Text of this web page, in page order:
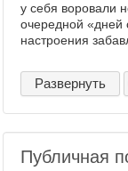
у себя воровали
очередной «дней
настроения
Развернуть
Публичная